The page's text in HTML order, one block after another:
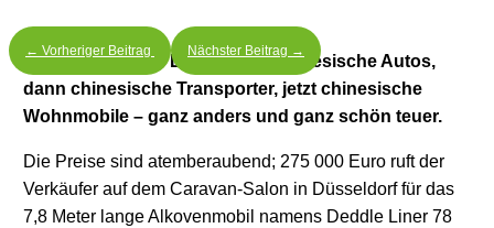
Wohnmobile von Deddle: erst chinesische Autos,
dann chinesische Transporter, jetzt chinesische
Wohnmobile – ganz anders und ganz schön teuer.
Die Preise sind atemberaubend; 275 000 Euro ruft der
Verkäufer auf dem Caravan-Salon in Düsseldorf für das
7,8 Meter lange Alkovenmobil namens Deddle Liner 78
← Vorheriger Beitrag Nächster Beitrag →